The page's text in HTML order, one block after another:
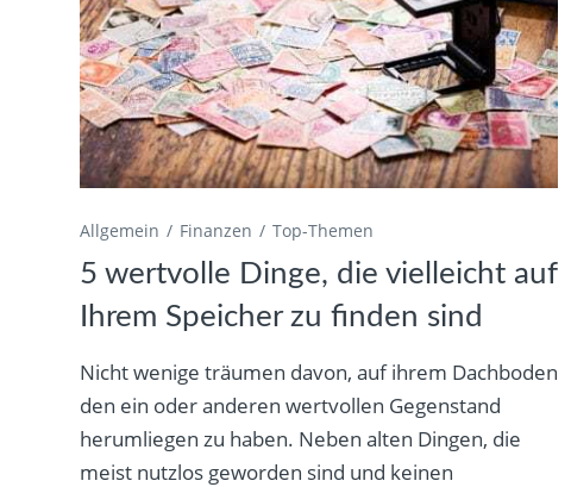
Allgemein Finanzen Top-Themen
5 wertvolle Dinge, die vielleicht auf
Ihrem Speicher zu finden sind
Nicht wenige träumen davon, auf ihrem Dachboden
den ein oder anderen wertvollen Gegenstand
herumliegen zu haben. Neben alten Dingen, die
meist nutzlos geworden sind und keinen